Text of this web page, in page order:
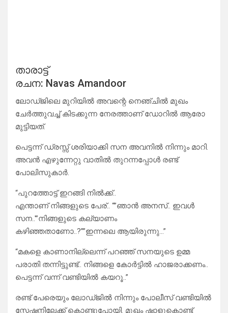
താരാട്ട്
രചന: Navas Amandoor
ലോഡ്ജിലെ മുറിയിൽ അവന്റെ നെഞ്ചിൽ മുഖം
ചേർത്തുവച്ച് കിടക്കുന്ന നേരത്താണ് ഡോറിൽ ആരോ
മുട്ടിയത്.
പെട്ടന്ന് ഡ്രസ്സ്‌ ശരിയാക്കി സന അവനിൽ നിന്നും മാറി.
അവൻ എഴുന്നേറ്റു വാതിൽ തുറന്നപ്പോൾ രണ്ട്
പോലിസുകാർ.
“പുറത്തോട്ട് ഇറങ്ങി നിൽക്ക്..
എന്താണ് നിങ്ങളുടെ പേര്.. “”ഞാൻ അനസ്.. ഇവൾ
സന..'”നിങ്ങളുടെ കല്യാണം
കഴിഞ്ഞതാണോ..?””ഇന്നലെ ആയിരുന്നു…”
“മകളെ കാണാനില്ലെന്ന് പറഞ്ഞ് സനയുടെ ഉമ്മ
പരാതി തന്നിട്ടുണ്ട്.. നിങ്ങളെ കോർട്ടിൽ ഹാജരാക്കണം..
പെട്ടന്ന് വന്ന് വണ്ടിയിൽ കയറൂ..”
രണ്ട് പേരെയും ലോഡ്ജിൽ നിന്നും പോലീസ് വണ്ടിയിൽ
സ്റ്റേഷനിലേക്ക്‌ കൊണ്ടുപോയി. മുഖം ഷാളുകൊണ്ട്